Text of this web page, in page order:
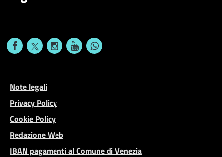
Note legali
Privacy Policy
Cookie Policy
Redazione Web
IBAN pagamenti al Comune di Venezia